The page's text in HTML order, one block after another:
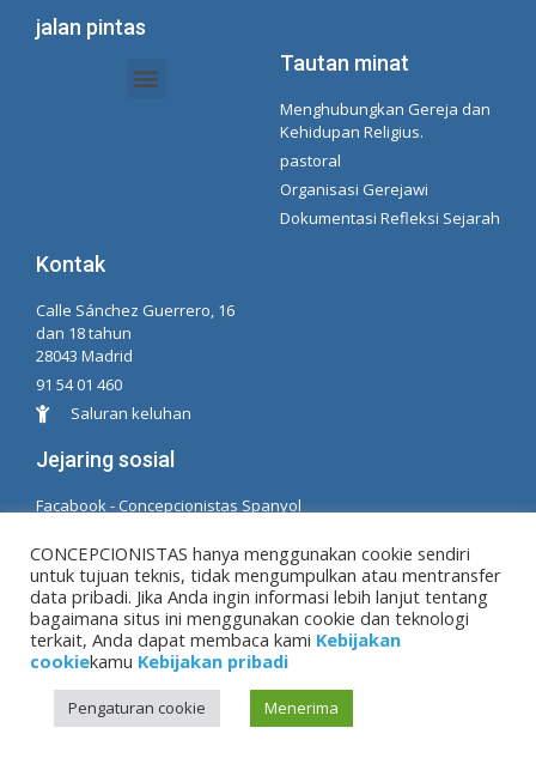
jalan pintas
Tautan minat
Menghubungkan Gereja dan
Kehidupan Religius.
pastoral
Organisasi Gerejawi
Dokumentasi Refleksi Sejarah
Kontak
Calle Sánchez Guerrero, 16
dan 18 tahun
28043 Madrid
91 54 01 460
Saluran keluhan
Jejaring sosial
Facabook - Concepcionistas Spanyol
© Hak Cipta MM. konsepsi. Dikembangkan oleh LC.
TL
CONCEPCIONISTAS hanya menggunakan cookie sendiri
untuk tujuan teknis, tidak mengumpulkan atau mentransfer
data pribadi. Jika Anda ingin informasi lebih lanjut tentang
bagaimana situs ini menggunakan cookie dan teknologi
terkait, Anda dapat membaca kami Kebijakan
cookiekamu Kebijakan pribadi
Pengaturan cookie Menerima